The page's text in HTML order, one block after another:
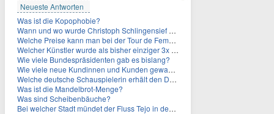
Neueste Antworten
Was ist die Kopophobie?
Wann und wo wurde Christoph Schlingensief geboren?
Welche Preise kann man bei der Tour de Femmes 2026 gewinnen?
Welcher Künstler wurde als bisher einziger 3x in die Rock and Roll Hall of Fame aufgenommen?
Wie viele Bundespräsidenten gab es bislang?
Wie viele neue Kundinnen und Kunden gewann MagentaTV allein durch die WM hinzu?
Welche deutsche Schauspielerin erhält den Deutschen Kulturpolitikpreis?
Was ist die Mandelbrot-Menge?
Was sind Scheibenbäuche?
Bei welcher Stadt mündet der Fluss Tejo in den Atlantik?